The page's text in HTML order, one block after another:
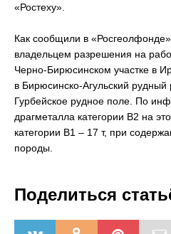
«Ростеху».
Как сообщили в
владельцем разрешения на
Черно-Бирюсинском участке в
в Бирюсинско-Агульский
Гурбейское рудное поле. По
драгметалла категории В2 на
категории В1 – 17 т, при
породы.
Поделиться